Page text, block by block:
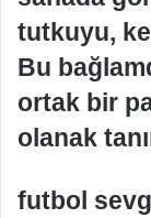
tutkuyu,
Bu
ortak bir
olanak
futbol